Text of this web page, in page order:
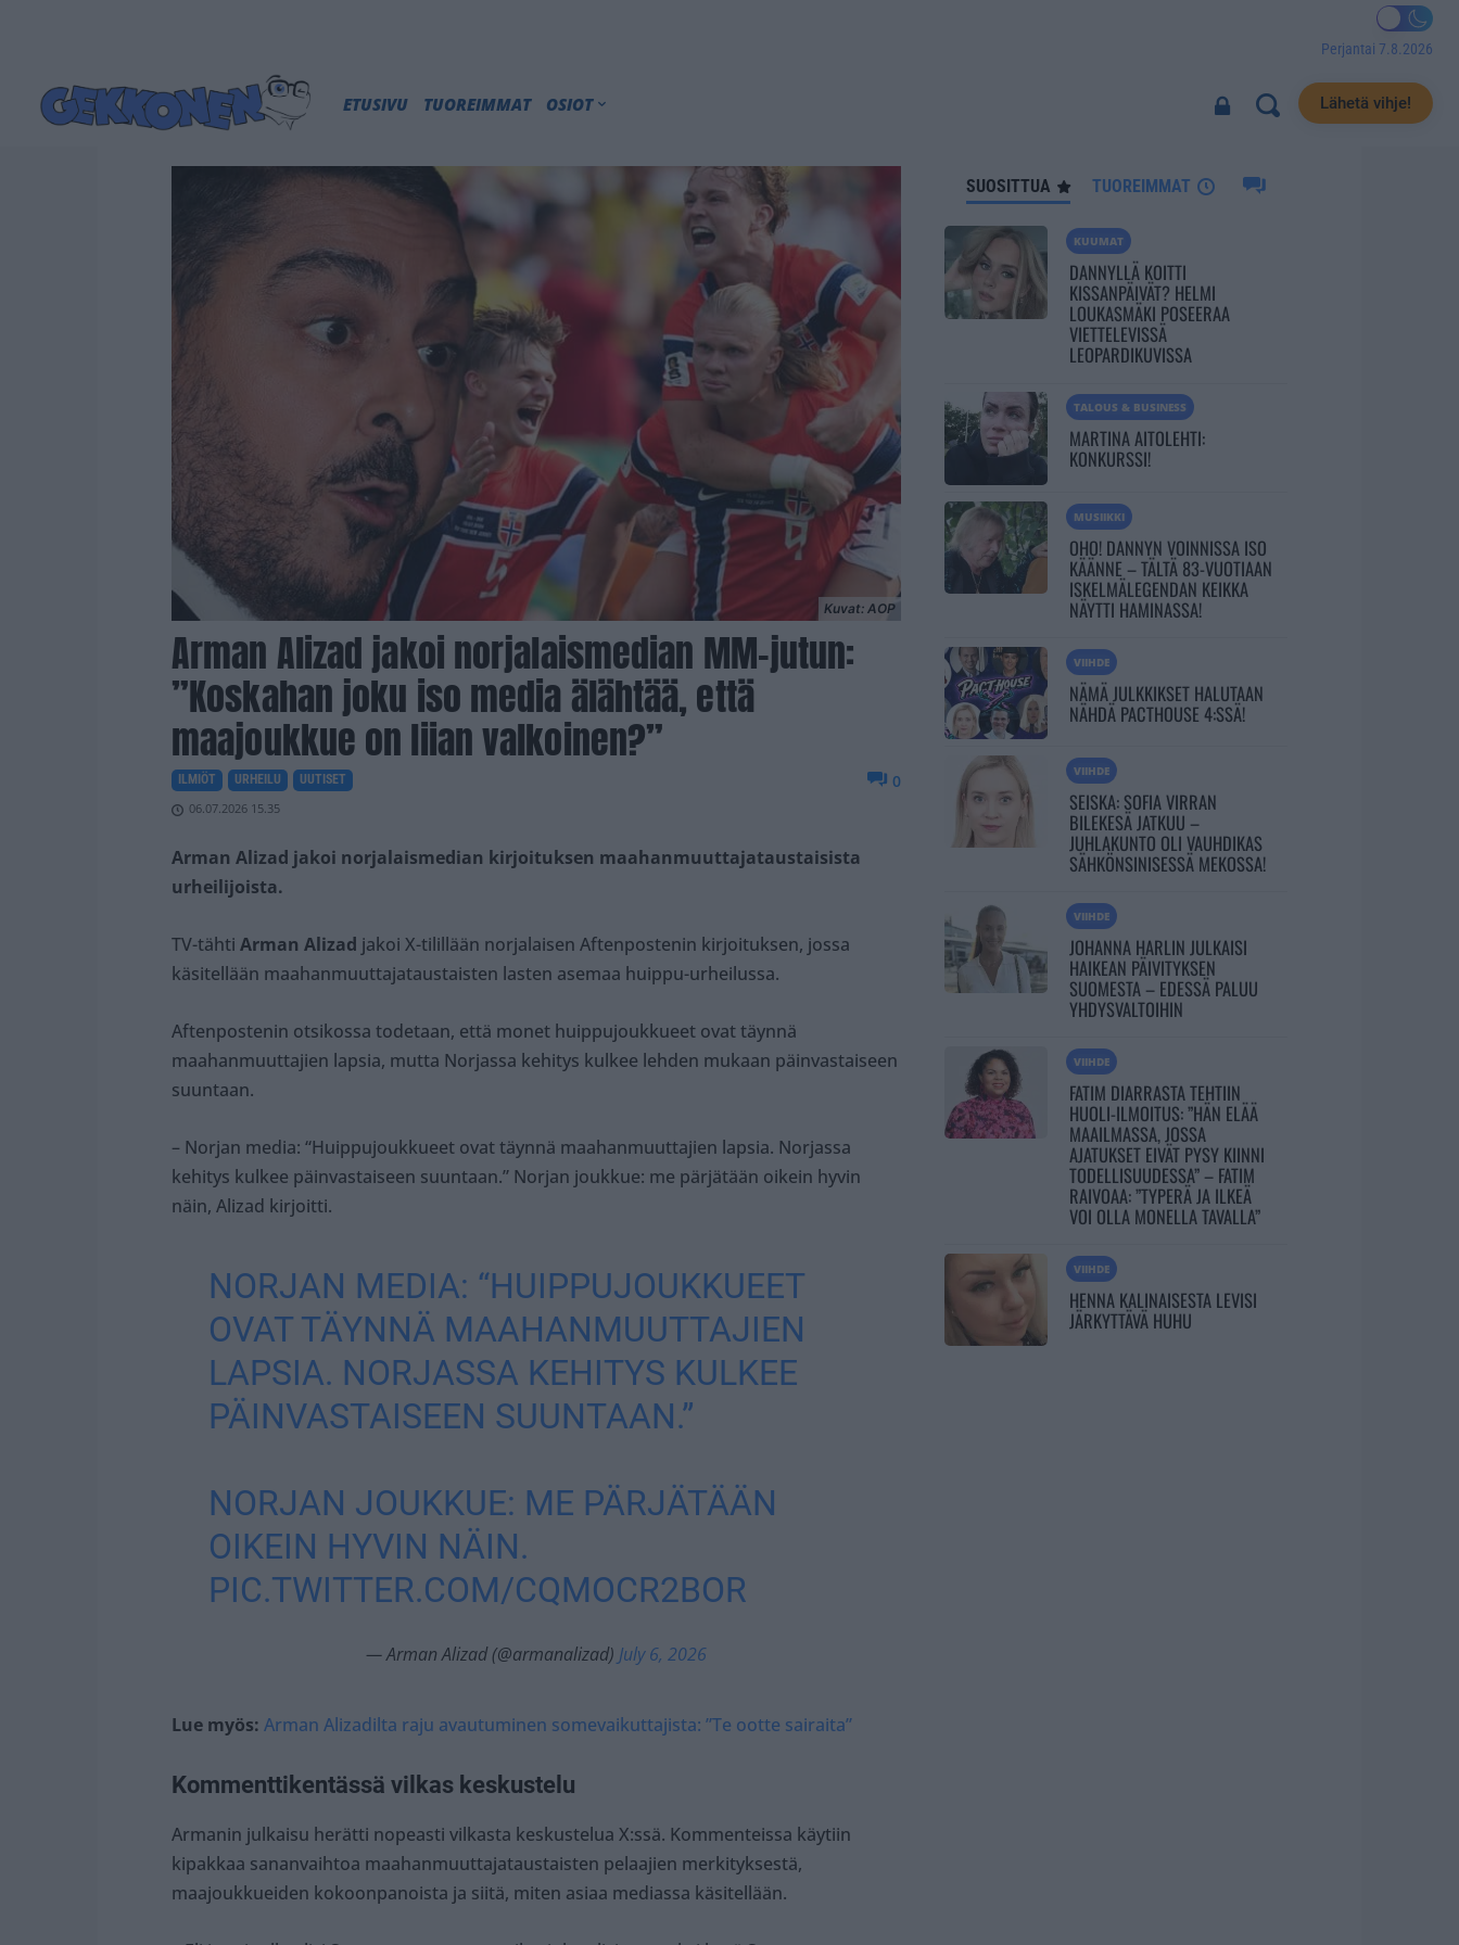
Perjantai 7.8.2026
ETUSIVU TUOREIMMAT OSIOT Lähetä vihje!
Kuvat: AOP
Arman Alizad jakoi norjalaismedian MM-jutun:
”Koskahan joku iso media älähtää, että
maajoukkue on liian valkoinen?”
ILMIÖT URHEILU UUTISET
06.07.2026 15.35
0
Arman Alizad jakoi norjalaismedian kirjoituksen maahanmuuttajataustaisista
urheilijoista.
TV-tähti Arman Alizad jakoi X-tilillään norjalaisen Aftenpostenin kirjoituksen, jossa
käsitellään maahanmuuttajataustaisten lasten asemaa huippu-urheilussa.
Aftenpostenin otsikossa todetaan, että monet huippujoukkueet ovat täynnä
maahanmuuttajien lapsia, mutta Norjassa kehitys kulkee lehden mukaan päinvastaiseen
suuntaan.
– Norjan media: “Huippujoukkueet ovat täynnä maahanmuuttajien lapsia. Norjassa
kehitys kulkee päinvastaiseen suuntaan.” Norjan joukkue: me pärjätään oikein hyvin
näin, Alizad kirjoitti.
NORJAN MEDIA: “HUIPPUJOUKKUEET
OVAT TÄYNNÄ MAAHANMUUTTAJIEN
LAPSIA. NORJASSA KEHITYS KULKEE
PÄINVASTAISEEN SUUNTAAN.”
NORJAN JOUKKUE: ME PÄRJÄTÄÄN
OIKEIN HYVIN NÄIN.
PIC.TWITTER.COM/CQMOCR2BOR
— Arman Alizad (@armanalizad) July 6, 2026
Lue myös: Arman Alizadilta raju avautuminen somevaikuttajista: ”Te ootte sairaita”
Kommenttikentässä vilkas keskustelu
Armanin julkaisu herätti nopeasti vilkasta keskustelua X:ssä. Kommenteissa käytiin
kipakkaa sananvaihtoa maahanmuuttajataustaisten pelaajien merkityksestä,
maajoukkueiden kokoonpanoista ja siitä, miten asiaa mediassa käsitellään.
SUOSITTUA TUOREIMMAT
KUUMAT
DANNYLLÄ KOITTI
KISSANPÄIVÄT? HELMI
LOUKASMÄKI POSEERAA
VIETTELEVISSÄ
LEOPARDIKUVISSA
TALOUS & BUSINESS
MARTINA AITOLEHTI:
KONKURSSI!
MUSIIKKI
OHO! DANNYN VOINNISSA ISO
KÄÄNNE – TÄLTÄ 83-VUOTIAAN
ISKELMÄLEGENDAN KEIKKA
NÄYTTI HAMINASSA!
VIIHDE
NÄMÄ JULKKIKSET HALUTAAN
NÄHDÄ PACTHOUSE 4:SSÄ!
VIIHDE
SEISKA: SOFIA VIRRAN
BILEKESÄ JATKUU –
JUHLAKUNTO OLI VAUHDIKAS
SÄHKÖNSINISESSÄ MEKOSSA!
VIIHDE
JOHANNA HARLIN JULKAISI
HAIKEAN PÄIVITYKSEN
SUOMESTA – EDESSÄ PALUU
YHDYSVALTOIHIN
VIIHDE
FATIM DIARRASTA TEHTIIN
HUOLI-ILMOITUS: ”HÄN ELÄÄ
MAAILMASSA, JOSSA
AJATUKSET EIVÄT PYSY KIINNI
TODELLISUUDESSA” – FATIM
RAIVOAA: ”TYPERÄ JA ILKEÄ
VOI OLLA MONELLA TAVALLA”
VIIHDE
HENNA KALINAISESTA LEVISI
JÄRKYTTÄVÄ HUHU